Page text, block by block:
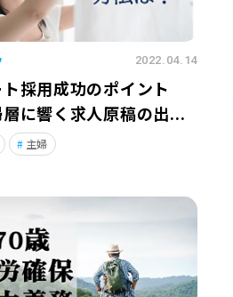
2022.04.14
採用成功のポイント
に響く求人原稿の出...
主婦